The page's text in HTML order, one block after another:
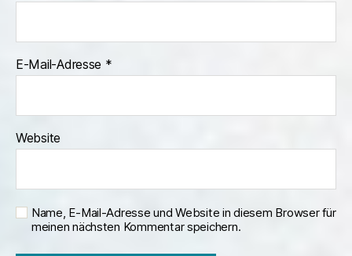
E-Mail-Adresse *
Website
Name, E-Mail-Adresse und Website in diesem Browser für
meinen nächsten Kommentar speichern.